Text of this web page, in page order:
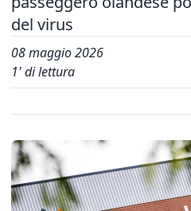
del virus
08 maggio 2026
1' di lettura